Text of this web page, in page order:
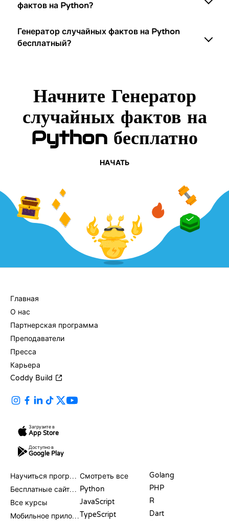
фактов на Python?
Генератор случайных фактов на Python
бесплатный?
Начните Генератор
случайных фактов на
Python бесплатно
НАЧАТЬ
Главная
О нас
Партнерская программа
Преподаватели
Пресса
Карьера
Coddy Build
Загрузите в
App Store
Доступно в
Google Play
Научиться программировать
Бесплатные сайты для программирования
Все курсы
Мобильное приложение
Смотреть все
Python
JavaScript
TypeScript
Golang
PHP
R
Dart